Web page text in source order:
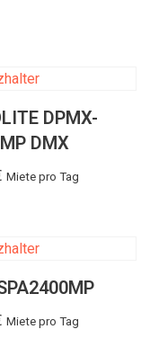
DPMX-
DMX
Miete pro Tag
Miete pro Tag